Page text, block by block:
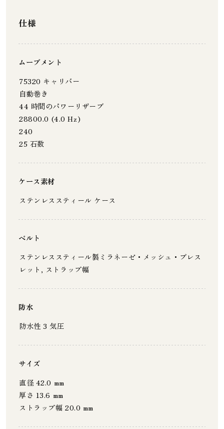
仕様
ムーブメント
75320 キャリバー
自動巻き
44 時間のパワーリザーブ
28800.0 (4.0 Hz)
240
25 石数
ケース素材
ステンレススティール ケース
ベルト
ステンレススティール製ミラネーゼ・メッシュ・ブレス
レット, ストラップ幅
防水
防水性 3 気圧
サイズ
直径 42.0 mm
厚さ 13.6 mm
ストラップ幅 20.0 mm